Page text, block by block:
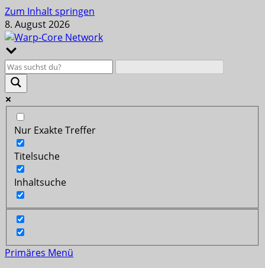
Zum Inhalt springen
8. August 2026
Nur Exakte Treffer
Titelsuche
Inhaltsuche
Primäres Menü